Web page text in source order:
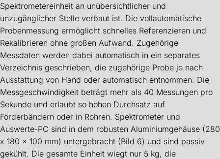
Spektrometereinheit an unübersichtlicher und
unzugänglicher Stelle verbaut ist. Die vollautomatische
Probenmessung ermöglicht schnelles Referenzieren und
Rekalibrieren ohne großen Aufwand. Zugehörige
Messdaten werden dabei automatisch in ein separates
Verzeichnis geschrieben, die zugehörige Probe je nach
Ausstattung von Hand oder automatisch entnommen. Die
Messgeschwindigkeit beträgt mehr als 40 Messungen pro
Sekunde und erlaubt so hohen Durchsatz auf
Förderbändern oder in Rohren. Spektrometer und
Auswerte-PC sind in dem robusten Aluminiumgehäuse (280
x 180 x 100 mm) untergebracht (Bild 6) und sind passiv
gekühlt. Die gesamte Einheit wiegt nur 5 kg, die